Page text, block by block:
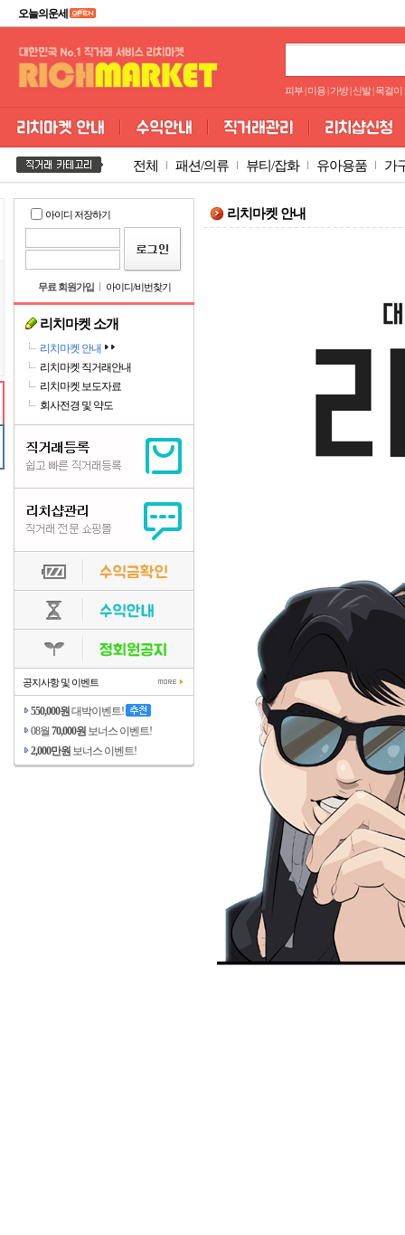
오늘의운세
피부 미용 가방 신발 목걸이
전체 패션/의류 뷰티/잡화 유아용품 가
아이디 저장하기
무료 회원가입 아이디/비번찾기
리치마켓 소개
리치마켓 안내
리치마켓 직거래안내
리치마켓 보도자료
회사전경 및 약도
공지사항 및 이벤트
550,000원대박이벤트!
08월 70,000원 보너스 이벤트!
2,000만원 보너스 이벤트!
리치마켓 안내